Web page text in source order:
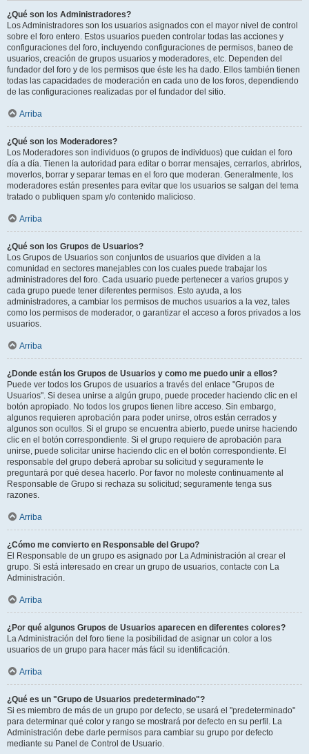
¿Qué son los Administradores?
Los Administradores son los usuarios asignados con el mayor nivel de control
sobre el foro entero. Estos usuarios pueden controlar todas las acciones y
configuraciones del foro, incluyendo configuraciones de permisos, baneo de
usuarios, creación de grupos usuarios y moderadores, etc. Dependen del
fundador del foro y de los permisos que éste les ha dado. Ellos también tienen
todas las capacidades de moderación en cada uno de los foros, dependiendo
de las configuraciones realizadas por el fundador del sitio.
Arriba
¿Qué son los Moderadores?
Los Moderadores son individuos (o grupos de individuos) que cuidan el foro
día a día. Tienen la autoridad para editar o borrar mensajes, cerrarlos, abrirlos,
moverlos, borrar y separar temas en el foro que moderan. Generalmente, los
moderadores están presentes para evitar que los usuarios se salgan del tema
tratado o publiquen spam y/o contenido malicioso.
Arriba
¿Qué son los Grupos de Usuarios?
Los Grupos de Usuarios son conjuntos de usuarios que dividen a la
comunidad en sectores manejables con los cuales puede trabajar los
administradores del foro. Cada usuario puede pertenecer a varios grupos y
cada grupo puede tener diferentes permisos. Esto ayuda, a los
administradores, a cambiar los permisos de muchos usuarios a la vez, tales
como los permisos de moderador, o garantizar el acceso a foros privados a los
usuarios.
Arriba
¿Donde están los Grupos de Usuarios y como me puedo unir a ellos?
Puede ver todos los Grupos de usuarios a través del enlace "Grupos de
Usuarios". Si desea unirse a algún grupo, puede proceder haciendo clic en el
botón apropiado. No todos los grupos tienen libre acceso. Sin embargo,
algunos requieren aprobación para poder unirse, otros están cerrados y
algunos son ocultos. Si el grupo se encuentra abierto, puede unirse haciendo
clic en el botón correspondiente. Si el grupo requiere de aprobación para
unirse, puede solicitar unirse haciendo clic en el botón correspondiente. El
responsable del grupo deberá aprobar su solicitud y seguramente le
preguntará por qué desea hacerlo. Por favor no moleste continuamente al
Responsable de Grupo si rechaza su solicitud; seguramente tenga sus
razones.
Arriba
¿Cómo me convierto en Responsable del Grupo?
El Responsable de un grupo es asignado por La Administración al crear el
grupo. Si está interesado en crear un grupo de usuarios, contacte con La
Administración.
Arriba
¿Por qué algunos Grupos de Usuarios aparecen en diferentes colores?
La Administración del foro tiene la posibilidad de asignar un color a los
usuarios de un grupo para hacer más fácil su identificación.
Arriba
¿Qué es un "Grupo de Usuarios predeterminado"?
Si es miembro de más de un grupo por defecto, se usará el "predeterminado"
para determinar qué color y rango se mostrará por defecto en su perfil. La
Administración debe darle permisos para cambiar su grupo por defecto
mediante su Panel de Control de Usuario.